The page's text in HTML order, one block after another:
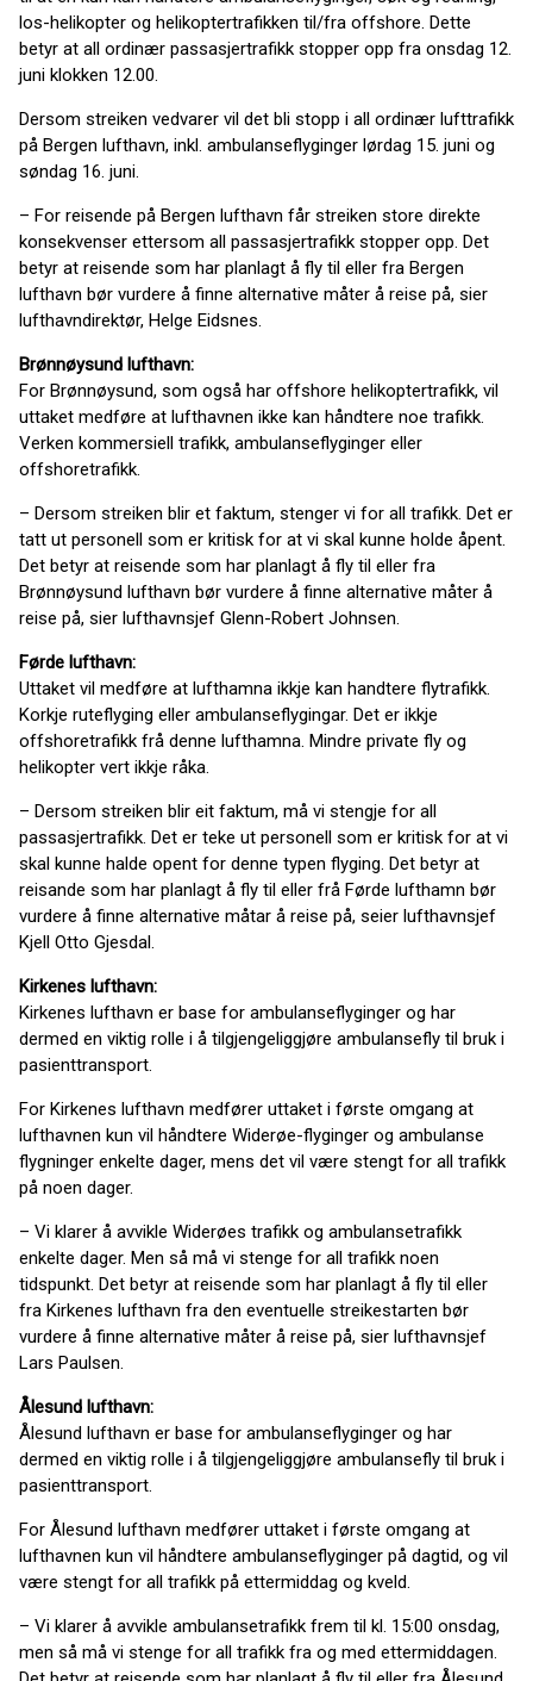
los-helikopter og helikoptertrafikken til/fra offshore. Dette
betyr at all ordinær passasjertrafikk stopper opp fra onsdag 12.
juni klokken 12.00.
Dersom streiken vedvarer vil det bli stopp i all ordinær lufttrafikk
på Bergen lufthavn, inkl. ambulanseflyginger lørdag 15. juni og
søndag 16. juni.
– For reisende på Bergen lufthavn får streiken store direkte
konsekvenser ettersom all passasjertrafikk stopper opp. Det
betyr at reisende som har planlagt å fly til eller fra Bergen
lufthavn bør vurdere å finne alternative måter å reise på, sier
lufthavndirektør, Helge Eidsnes.
Brønnøysund lufthavn:
For Brønnøysund, som også har offshore helikoptertrafikk, vil
uttaket medføre at lufthavnen ikke kan håndtere noe trafikk.
Verken kommersiell trafikk, ambulanseflyginger eller
offshoretrafikk.
– Dersom streiken blir et faktum, stenger vi for all trafikk. Det er
tatt ut personell som er kritisk for at vi skal kunne holde åpent.
Det betyr at reisende som har planlagt å fly til eller fra
Brønnøysund lufthavn bør vurdere å finne alternative måter å
reise på, sier lufthavnsjef Glenn-Robert Johnsen.
Førde lufthavn:
Uttaket vil medføre at lufthamna ikkje kan handtere flytrafikk.
Korkje ruteflyging eller ambulanseflygingar. Det er ikkje
offshoretrafikk frå denne lufthamna. Mindre private fly og
helikopter vert ikkje råka.
– Dersom streiken blir eit faktum, må vi stengje for all
passasjertrafikk. Det er teke ut personell som er kritisk for at vi
skal kunne halde opent for denne typen flyging. Det betyr at
reisande som har planlagt å fly til eller frå Førde lufthamn bør
vurdere å finne alternative måtar å reise på, seier lufthavnsjef
Kjell Otto Gjesdal.
Kirkenes lufthavn:
Kirkenes lufthavn er base for ambulanseflyginger og har
dermed en viktig rolle i å tilgjengeliggjøre ambulansefly til bruk i
pasienttransport.
For Kirkenes lufthavn medfører uttaket i første omgang at
lufthavnen kun vil håndtere Widerøe-flyginger og ambulanse
flygninger enkelte dager, mens det vil være stengt for all trafikk
på noen dager.
– Vi klarer å avvikle Widerøes trafikk og ambulansetrafikk
enkelte dager. Men så må vi stenge for all trafikk noen
tidspunkt. Det betyr at reisende som har planlagt å fly til eller
fra Kirkenes lufthavn fra den eventuelle streikestarten bør
vurdere å finne alternative måter å reise på, sier lufthavnsjef
Lars Paulsen.
Ålesund lufthavn:
Ålesund lufthavn er base for ambulanseflyginger og har
dermed en viktig rolle i å tilgjengeliggjøre ambulansefly til bruk i
pasienttransport.
For Ålesund lufthavn medfører uttaket i første omgang at
lufthavnen kun vil håndtere ambulanseflyginger på dagtid, og vil
være stengt for all trafikk på ettermiddag og kveld.
– Vi klarer å avvikle ambulansetrafikk frem til kl. 15:00 onsdag,
men så må vi stenge for all trafikk fra og med ettermiddagen.